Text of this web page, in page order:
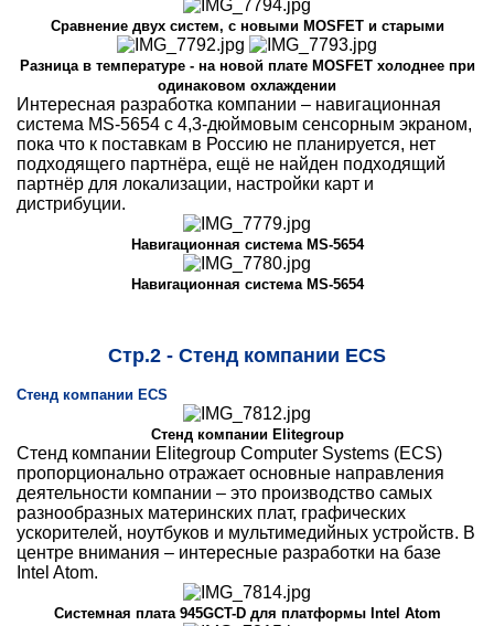
Сравнение двух систем, с новыми MOSFET и старыми
Разница в температуре - на новой плате MOSFET холоднее при
одинаковом охлаждении
Интересная разработка компании – навигационная
система MS-5654 c 4,3-дюймовым сенсорным экраном,
пока что к поставкам в Россию не планируется, нет
подходящего партнёра, ещё не найден подходящий
партнёр для локализации, настройки карт и
дистрибуции.
Навигационная система MS-5654
Навигационная система MS-5654
Стр.2 - Стенд компании ECS
Стенд компании ECS
Стенд компании Elitegroup
Стенд компании Elitegroup Computer Systems (ECS)
пропорционально отражает основные направления
деятельности компании – это производство самых
разнообразных материнских плат, графических
ускорителей, ноутбуков и мультимедийных устройств. В
центре внимания – интересные разработки на базе
Intel Atom.
Системная плата 945GCT-D для платформы Intel Atom